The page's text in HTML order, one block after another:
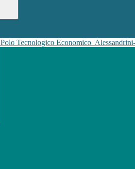
Polo Tecnologico Economico